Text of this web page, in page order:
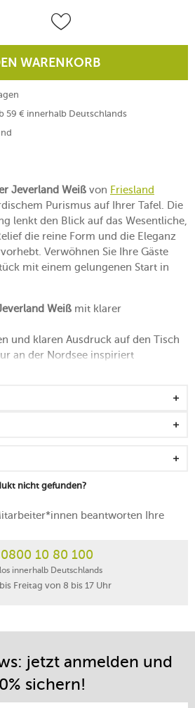
WARENKORB
59 € innerhalb Deutschlands
Jeverland Weiß von Friesland
Purismus auf Ihrer Tafel. Die
lenkt den Blick auf das Wesentliche,
die reine Form und die Eleganz
Verwöhnen Sie Ihre Gäste
mit einem gelungenen Start in
Weiß mit klarer
und klaren Ausdruck auf den Tisch
an der Nordsee inspiriert
Porzellan
zeitlos
nicht gefunden?
beantworten Ihre
0800 10 80 100
innerhalb Deutschlands
Freitag von 8 bis 17 Uhr
jetzt anmelden und
sichern!